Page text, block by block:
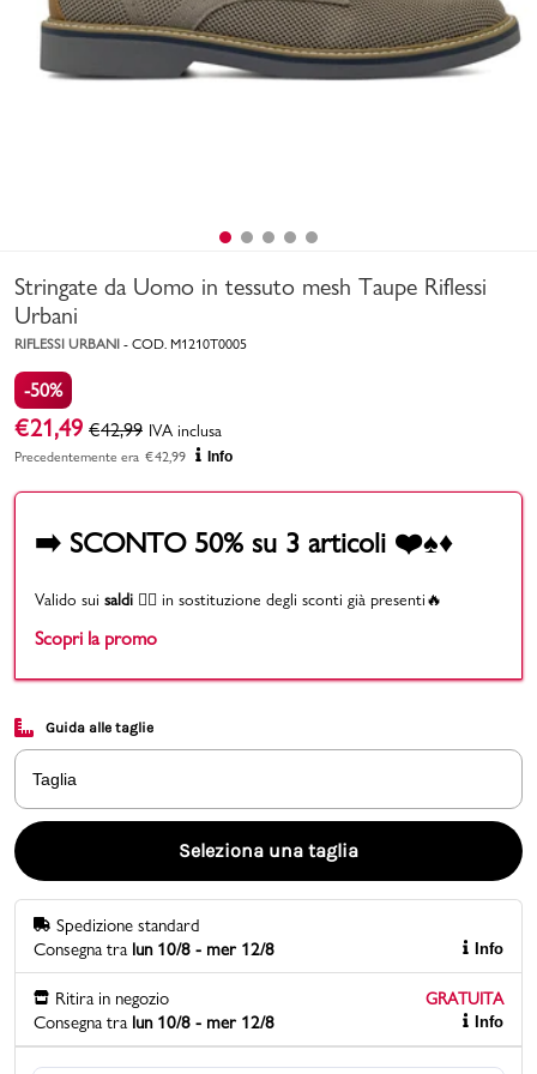
Uomo Bambino
Marchi
Carrello
Promo & News
negozi
pcard
Gift card
Stringate da Uomo in tessuto mesh Taupe Riflessi
Urbani
RIFLESSI URBANI - COD. M1210T0005
-50%
€21,49 €42,99 IVA inclusa
Precedentemente era €42,99 Info
➡️ SCONTO 50% su 3 articoli ❤️♠️♦️
Valido sui saldi 👉🏻 in sostituzione degli sconti già presenti🔥
Scopri la promo
Guida alle taglie
Taglia
Seleziona una taglia
Spedizione standard
Consegna tra lun 10/8 - mer 12/8 Info
Ritira in negozio
GRATUITA
Consegna tra lun 10/8 - mer 12/8 Info